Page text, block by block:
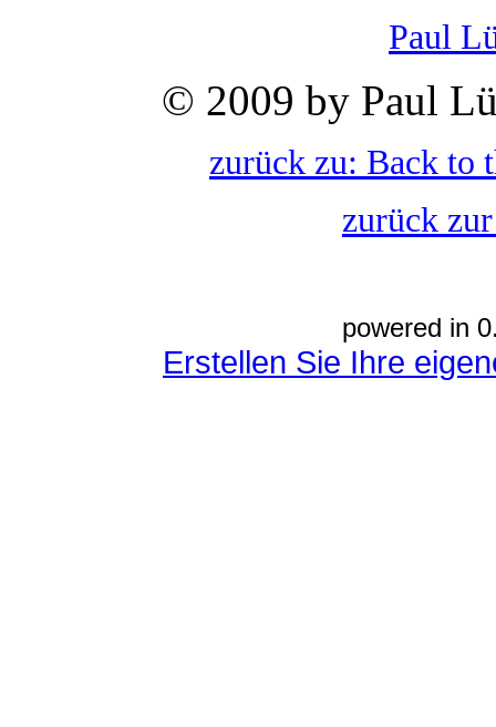
Paul
© 2009 by Paul
zurück zu: Back to
zurück
powered in
Erstellen Sie Ihre